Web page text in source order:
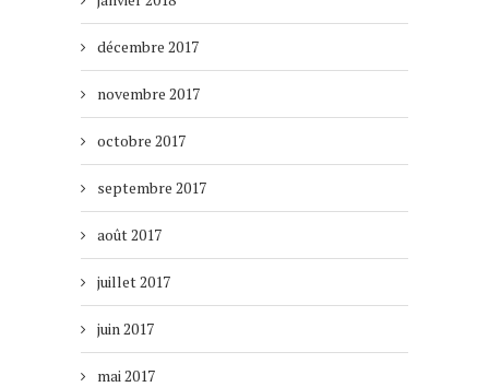
décembre 2017
novembre 2017
octobre 2017
septembre 2017
août 2017
juillet 2017
juin 2017
mai 2017